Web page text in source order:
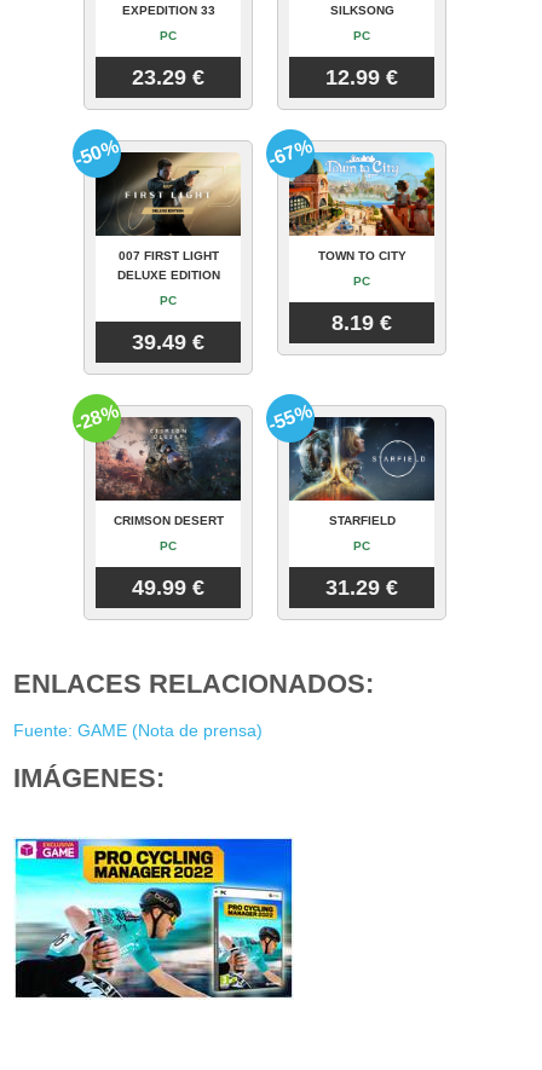
EXPEDITION 33
PC
23.29 €
SILKSONG
PC
12.99 €
007 FIRST LIGHT
DELUXE EDITION
PC
39.49 €
-50%
TOWN TO CITY
PC
8.19 €
-67%
CRIMSON DESERT
PC
49.99 €
-28%
STARFIELD
PC
31.29 €
-55%
ENLACES RELACIONADOS:
Fuente: GAME (Nota de prensa)
IMÁGENES: